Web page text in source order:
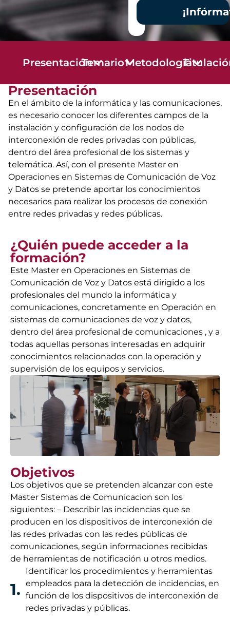
PresentaciónTemarioMetodología
Presentación
En el ámbito de la informática y las comunicaciones,
es necesario conocer los diferentes campos de la
instalación y configuración de los nodos de
interconexión de redes privadas con públicas,
dentro del área profesional de los sistemas y
telemática. Así, con el presente Master en
Operaciones en Sistemas de Comunicación de Voz
y Datos se pretende aportar los conocimientos
necesarios para realizar los procesos de conexión
entre redes privadas y redes públicas.
¿Quién puede acceder a la
formación?
Este Master en Operaciones en Sistemas de
Comunicación de Voz y Datos está dirigido a los
profesionales del mundo la informática y
comunicaciones, concretamente en Operación en
sistemas de comunicaciones de voz y datos,
dentro del área profesional de comunicaciones , y a
todas aquellas personas interesadas en adquirir
conocimientos relacionados con la operación y
supervisión de los equipos y servicios.
Objetivos
Los objetivos que se pretenden alcanzar con este
Master Sistemas de Comunicacion son los
siguientes: – Describir las incidencias que se
producen en los dispositivos de interconexión de
las redes privadas con las redes públicas de
comunicaciones, según informaciones recibidas
de herramientas de notificación u otros medios.
1.
Identificar los procedimientos y herramientas
empleados para la detección de incidencias, en
función de los dispositivos de interconexión de
redes privadas y públicas.